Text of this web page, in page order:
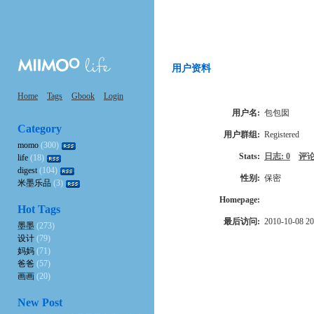
Home Tags Gbook Login
用户资料
用户名: 包包囡
用户群组: Registered
Stats: 日志: 0 评
性别: 保密
Homepage:
最后访问: 2010-10-08
Category
momo (300)
life (18)
digest(104)
米墨乐品 (3)
Hot Tags
墨墨 (273)
设计 (79)
妈妈 (71)
爸爸 (57)
画画 (20)
New Post